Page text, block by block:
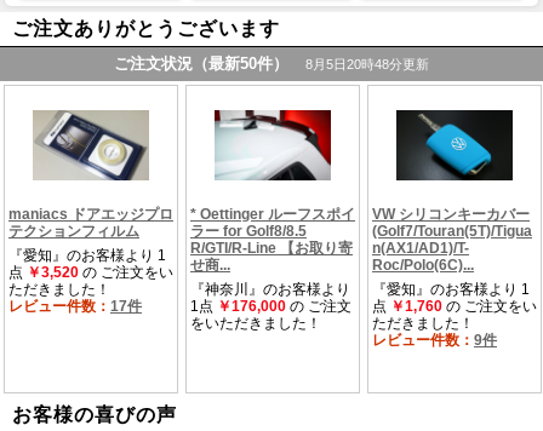
ご注文ありがとうございます
お客様の喜びの声